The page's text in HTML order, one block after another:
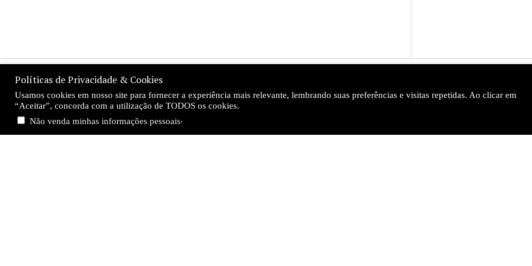
Políticas de Privacidade & Cookies
Usamos cookies em nosso site para fornecer a experiência mais relevante, lembrando suas preferências e visitas repetidas. Ao clicar em
“Aceitar”, concorda com a utilização de TODOS os cookies.
Não venda minhas informações pessoais.